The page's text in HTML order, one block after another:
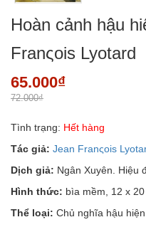
Hoàn cảnh hậu
Franςois Lyotard
65.000₫
72.000₫
Tình trạng: Hết hàng
Tác giả: Jean Franςois
Dịch giả: Ngân Xuyên. Hiệu
Hình thức: bìa mềm, 12 x
Thể loại: Chủ nghĩa hậu